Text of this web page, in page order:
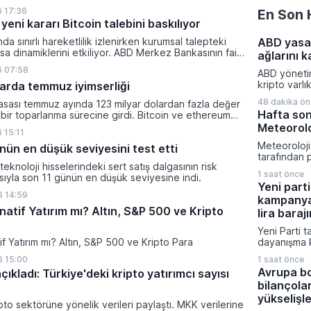
bu düzenleme çerçevesinde madencilikten
paraların belirli şartlar altında dolaşımına ve menkul
kullanılmasına olanak sağlanıyor.
17:36
kararı Bitcoin talebini baskılıyor
sınırlı hareketlilik izlenirken kurumsal talepteki
dinamiklerini etkiliyor. ABD Merkez Bankasının faiz
dar bantta seyreden kripto para birimi, düzenleme
belirsizliklerle baskı altında kalmaya devam ediyor.
07:58
temmuz iyimserliği
temmuz ayında 123 milyar dolardan fazla değer
bir toparlanma sürecine girdi. Bitcoin ve ethereum
bu yükselişle birlikte toplam piyasa büyüklüğü
780 milyon dolar seviyesine ulaştı.
en düşük seviyesini test etti
hisselerindeki sert satış dalgasının risk
son 11 günün en düşük seviyesine indi.
14:59
Yatırım mı? Altın, S&P 500 ve Kripto
mı? Altın, S&P 500 ve Kripto Para
15:00
Türkiye'deki kripto yatırımcı sayısı
sektörüne yönelik verileri paylaştı. MKK verilerine
En Son
ABD
ağlarını
ABD
kripto
yeni
aldı.
platformu
sistemi
edildi.
48 dakika
Hafta
tarafından
boyunca
bölümünde
hava
civarında
ile
yağış
tahmin
1 saat önce
Yeni parti
lira
Yeni Parti
dayanışma
sürede 300
aşarak
CHP'den
kurucular
1 saat önce
Avrupa